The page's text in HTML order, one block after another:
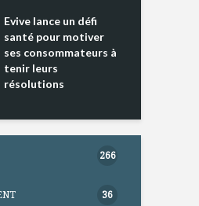
Evive lance un défi
santé pour motiver
ses consommateurs à
tenir leurs
résolutions
266
36